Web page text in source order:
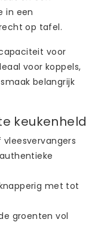
in een
op tafel.
voor
voor koppels,
belangrijk
keukenheld
vleesvervangers
met tot
groenten vol